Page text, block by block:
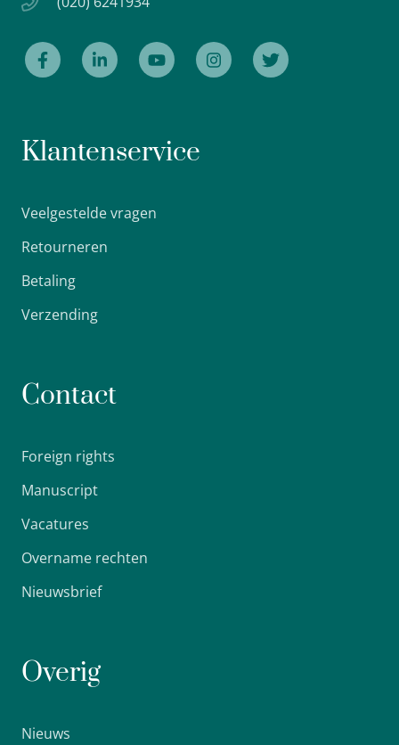
Klantenservice
Veelgestelde vragen
Retourneren
Betaling
Verzending
Contact
Foreign rights
Manuscript
Vacatures
Overname rechten
Nieuwsbrief
Overig
Nieuws